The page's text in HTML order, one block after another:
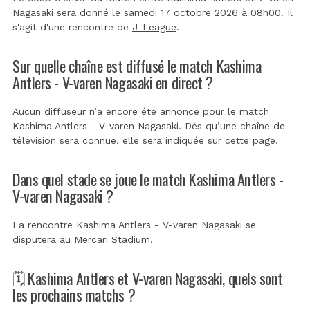
Nagasaki sera donné le samedi 17 octobre 2026 à 08h00. Il
s'agit d'une rencontre de J-League.
Sur quelle chaîne est diffusé le match Kashima
Antlers - V-varen Nagasaki en direct ?
Aucun diffuseur n’a encore été annoncé pour le match
Kashima Antlers - V-varen Nagasaki. Dès qu’une chaîne de
télévision sera connue, elle sera indiquée sur cette page.
Dans quel stade se joue le match Kashima Antlers -
V-varen Nagasaki ?
La rencontre Kashima Antlers - V-varen Nagasaki se
disputera au Mercari Stadium.
🗓️ Kashima Antlers et V-varen Nagasaki, quels sont
les prochains matchs ?